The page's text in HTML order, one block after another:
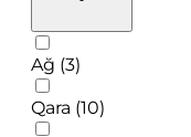
Ağ (3)
Qara (10)